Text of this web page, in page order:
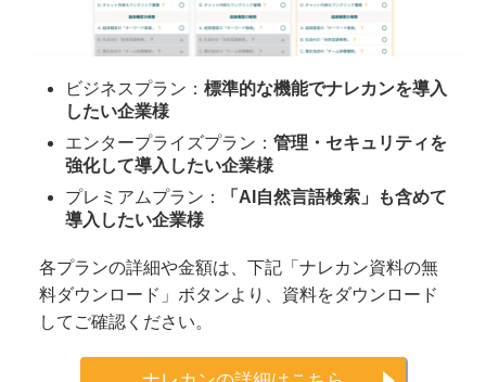
ビジネスプラン： 標準的な機能でナレカンを導入
したい企業様
エンタープライズプラン： 管理・セキュリティを
強化して導入したい企業様
プレミアムプラン：
「AI自然言語検索」も含めて
導入したい企業様
各プランの詳細や金額は、下記「ナレカン資料の無
料ダウンロード」ボタンより、資料をダウンロード
してご確認ください。